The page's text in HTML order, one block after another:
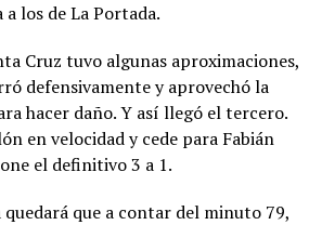
los de La Portada.
Cruz tuvo algunas aproximaciones,
defensivamente y aprovechó la
hacer daño. Y así llegó el tercero.
en velocidad y cede para Fabián
el definitivo 3 a 1.
que a contar del minuto 79,